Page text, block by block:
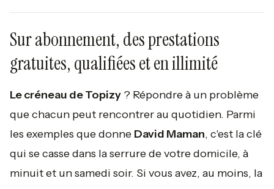
Sur abonnement, des prestations
gratuites, qualifiées et en illimité
Le créneau de Topizy ? Répondre à un problème
que chacun peut rencontrer au quotidien. Parmi
les exemples que donne David Maman, c'est la clé
qui se casse dans la serrure de votre domicile, à
minuit et un samedi soir. Si vous avez, au moins, la